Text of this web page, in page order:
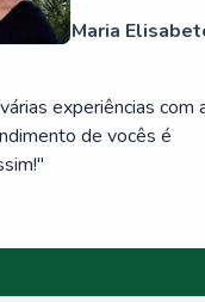
Maria
experiências com
de vocês é
"